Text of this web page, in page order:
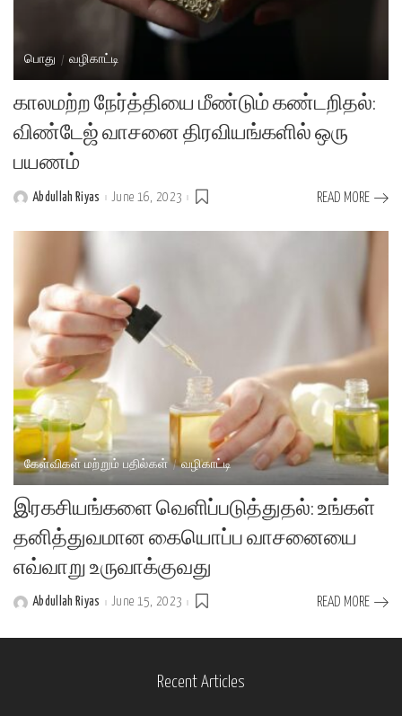
பொது வழிகாட்டி
காலமற்ற நேர்த்தியை மீண்டும் கண்டறிதல்:
விண்டேஜ் வாசனை திரவியங்களில் ஒரு
பயணம்
PostedAbdullah Riyas June 16, 2023 READ MORE
கேள்விகள் மற்றும் பதில்கள் வழிகாட்டி
இரகசியங்களை வெளிப்படுத்துதல்: உங்கள்
தனித்துவமான கையொப்ப வாசனையை
எவ்வாறு உருவாக்குவது
PostedAbdullah Riyas June 15, 2023 READ MORE
Recent Articles